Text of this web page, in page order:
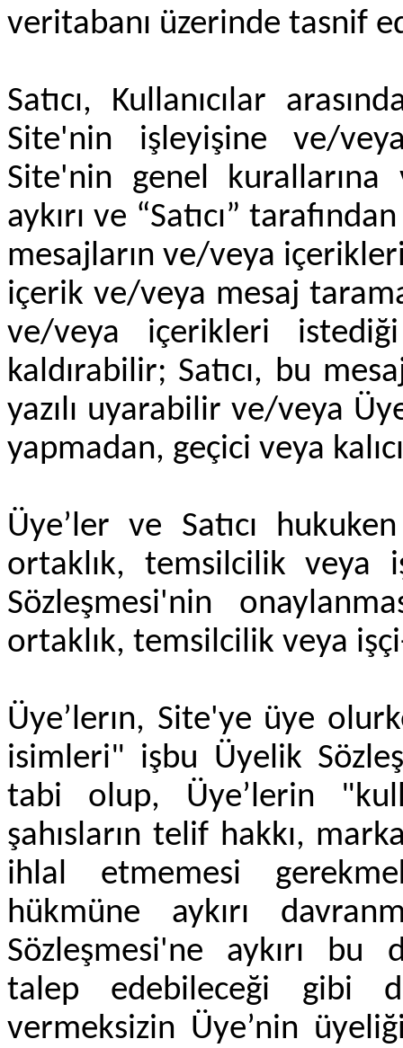
veritabanı üzerinde tasnif
Satıcı, Kullanıcılar
Site'nin işleyişine ve/
Site'nin genel
aykırı ve “Satıcı”
mesajların ve/veya
içerik ve/veya mesaj
ve/veya içerikleri
kaldırabilir; Satıcı, bu
yazılı uyarabilir ve/veya
yapmadan, geçici veya
Üye’ler ve Satıcı
ortaklık, temsilcilik veya
Sözleşmesi'nin
ortaklık, temsilcilik veya
Üye’lerın, Site'ye üye
isimleri" işbu Üyelik
tabi olup, Üye’lerin
şahısların telif hakkı,
ihlal etmemesi
hükmüne aykırı
Sözleşmesi'ne aykırı bu
talep edebileceği gibi
vermeksizin Üye’nin